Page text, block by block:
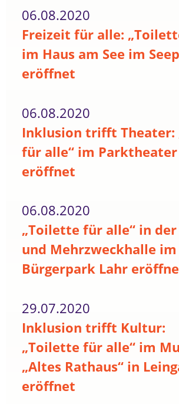
06.08.2020
Freizeit für alle:
im Haus am See im
eröffnet
06.08.2020
Inklusion trifft Theater:
für alle“ im
eröffnet
06.08.2020
„Toilette für alle“ in
und Mehrzweckhalle im
Bürgerpark Lahr
29.07.2020
Inklusion trifft Kultur:
„Toilette für alle“ im
„Altes Rathaus“ in
eröffnet